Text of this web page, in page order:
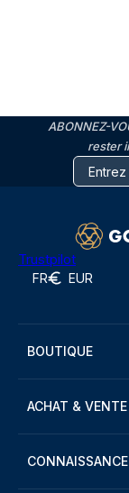
ABONNEZ-
rester
Trustpilot
FR EUR
BOUTIQUE
ACHAT & VENTE
CONNAISSANCE